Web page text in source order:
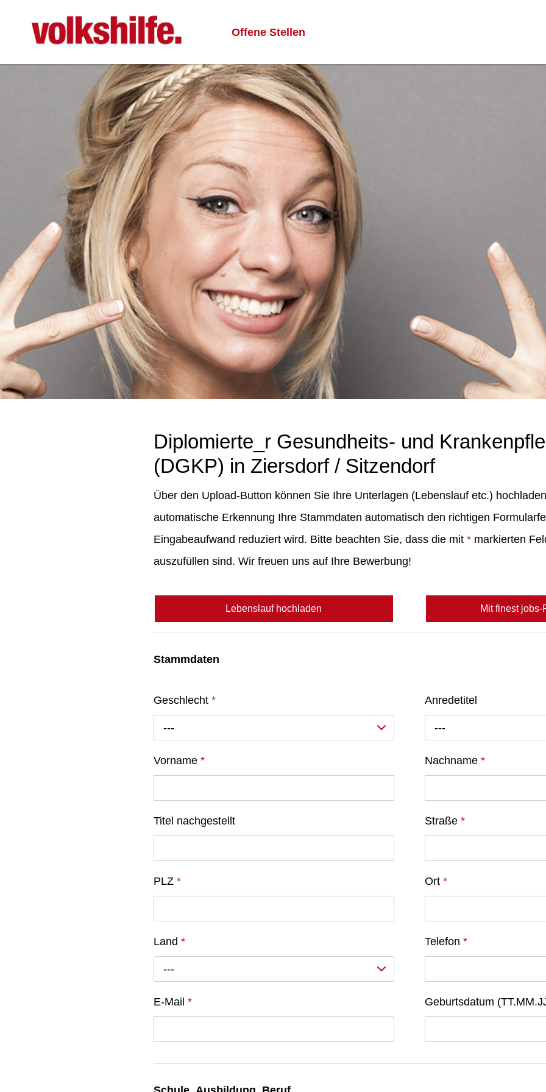
Offene Stellen
Diplomierte_r Gesundheits- und
(DGKP) in Ziersdorf / Sitzendorf
Über den Upload-Button können Sie Ihre Unterlagen (Lebenslauf etc.)
automatische Erkennung Ihre Stammdaten automatisch den richtigen
Eingabeaufwand reduziert wird. Bitte beachten Sie, dass die mit * markierten
auszufüllen sind. Wir freuen uns auf Ihre Bewerbung!
Lebenslauf hochladen Mit finest
Stammdaten
Geschlecht *
---
Anredetitel
---
Vorname * Nachname*
Titel nachgestellt Straße*
PLZ * Ort*
Land *
---
Telefon*
E-Mail * Geburtsdatum